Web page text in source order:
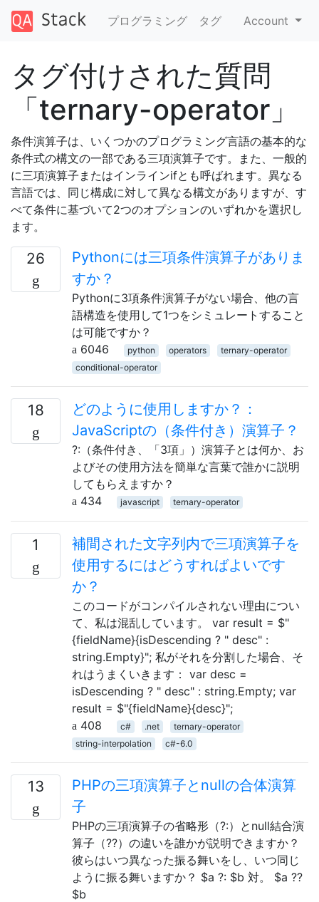
プログラミング タグ Account
タグ付けされた質問
「ternary-operator」
条件演算子は、いくつかのプログラミング言語の基本的な
条件式の構文の一部である三項演算子です。また、一般的
に三項演算子またはインラインifとも呼ばれます。異なる
言語では、同じ構成に対して異なる構文がありますが、す
べて条件に基づいて2つのオプションのいずれかを選択し
ます。
26
Pythonには三項条件演算子がありま
すか？
Pythonに3項条件演算子がない場合、他の言
語構造を使用して1つをシミュレートすること
は可能ですか？
6046
python operators
ternary-operator
conditional-operator
18
どのように使用しますか？：
JavaScriptの（条件付き）演算子？
?:（条件付き、「3項」）演算子とは何か、お
よびその使用方法を簡単な言葉で誰かに説明
してもらえますか？
434
javascript ternary-operator
1
補間された文字列内で三項演算子を
使用するにはどうすればよいです
か？
このコードがコンパイルされない理由につい
て、私は混乱しています。 var result = $"
{fieldName}{isDescending ? " desc" :
string.Empty}"; 私がそれを分割した場合、そ
れはうまくいきます： var desc =
isDescending ? " desc" : string.Empty; var
result = $"{fieldName}{desc}";
408
c# .net
ternary-operator
string-interpolation
c#-6.0
13
PHPの三項演算子とnullの合体演算
子
PHPの三項演算子の省略形（?:）とnull結合演
算子（??）の違いを誰かが説明できますか？
彼らはいつ異なった振る舞いをし、いつ同じ
ように振る舞いますか？ $a ?: $b 対。 $a ??
$b